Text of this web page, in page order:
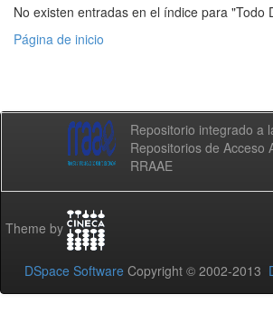
No existen entradas en el índice para "Todo
Página de inicio
Repositorio integrado a
Repositorios de Acceso
RRAAE
Theme by
DSpace Software Copyright © 2002-2013